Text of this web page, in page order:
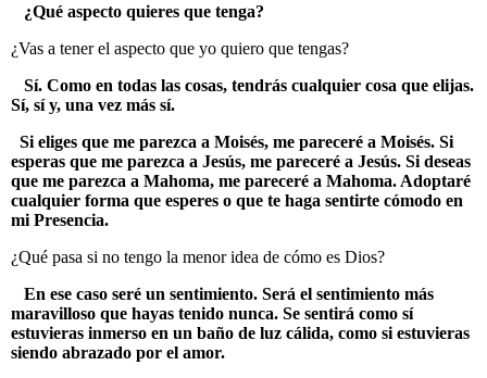
¿Qué aspecto quieres que tenga?
¿Vas a tener el aspecto que yo quiero que tengas?
Sí. Como en todas las cosas, tendrás cualquier cosa que elijas.
Sí, sí y, una vez más sí.
Si eliges que me parezca a Moisés, me pareceré a Moisés. Si
esperas que me parezca a Jesús, me pareceré a Jesús. Si deseas
que me parezca a Mahoma, me pareceré a Mahoma. Adoptaré
cualquier forma que esperes o que te haga sentirte cómodo en
mi Presencia.
¿Qué pasa si no tengo la menor idea de cómo es Dios?
En ese caso seré un sentimiento. Será el sentimiento más
maravilloso que hayas tenido nunca. Se sentirá como sí
estuvieras inmerso en un baño de luz cálida, como si estuvieras
siendo abrazado por el amor.